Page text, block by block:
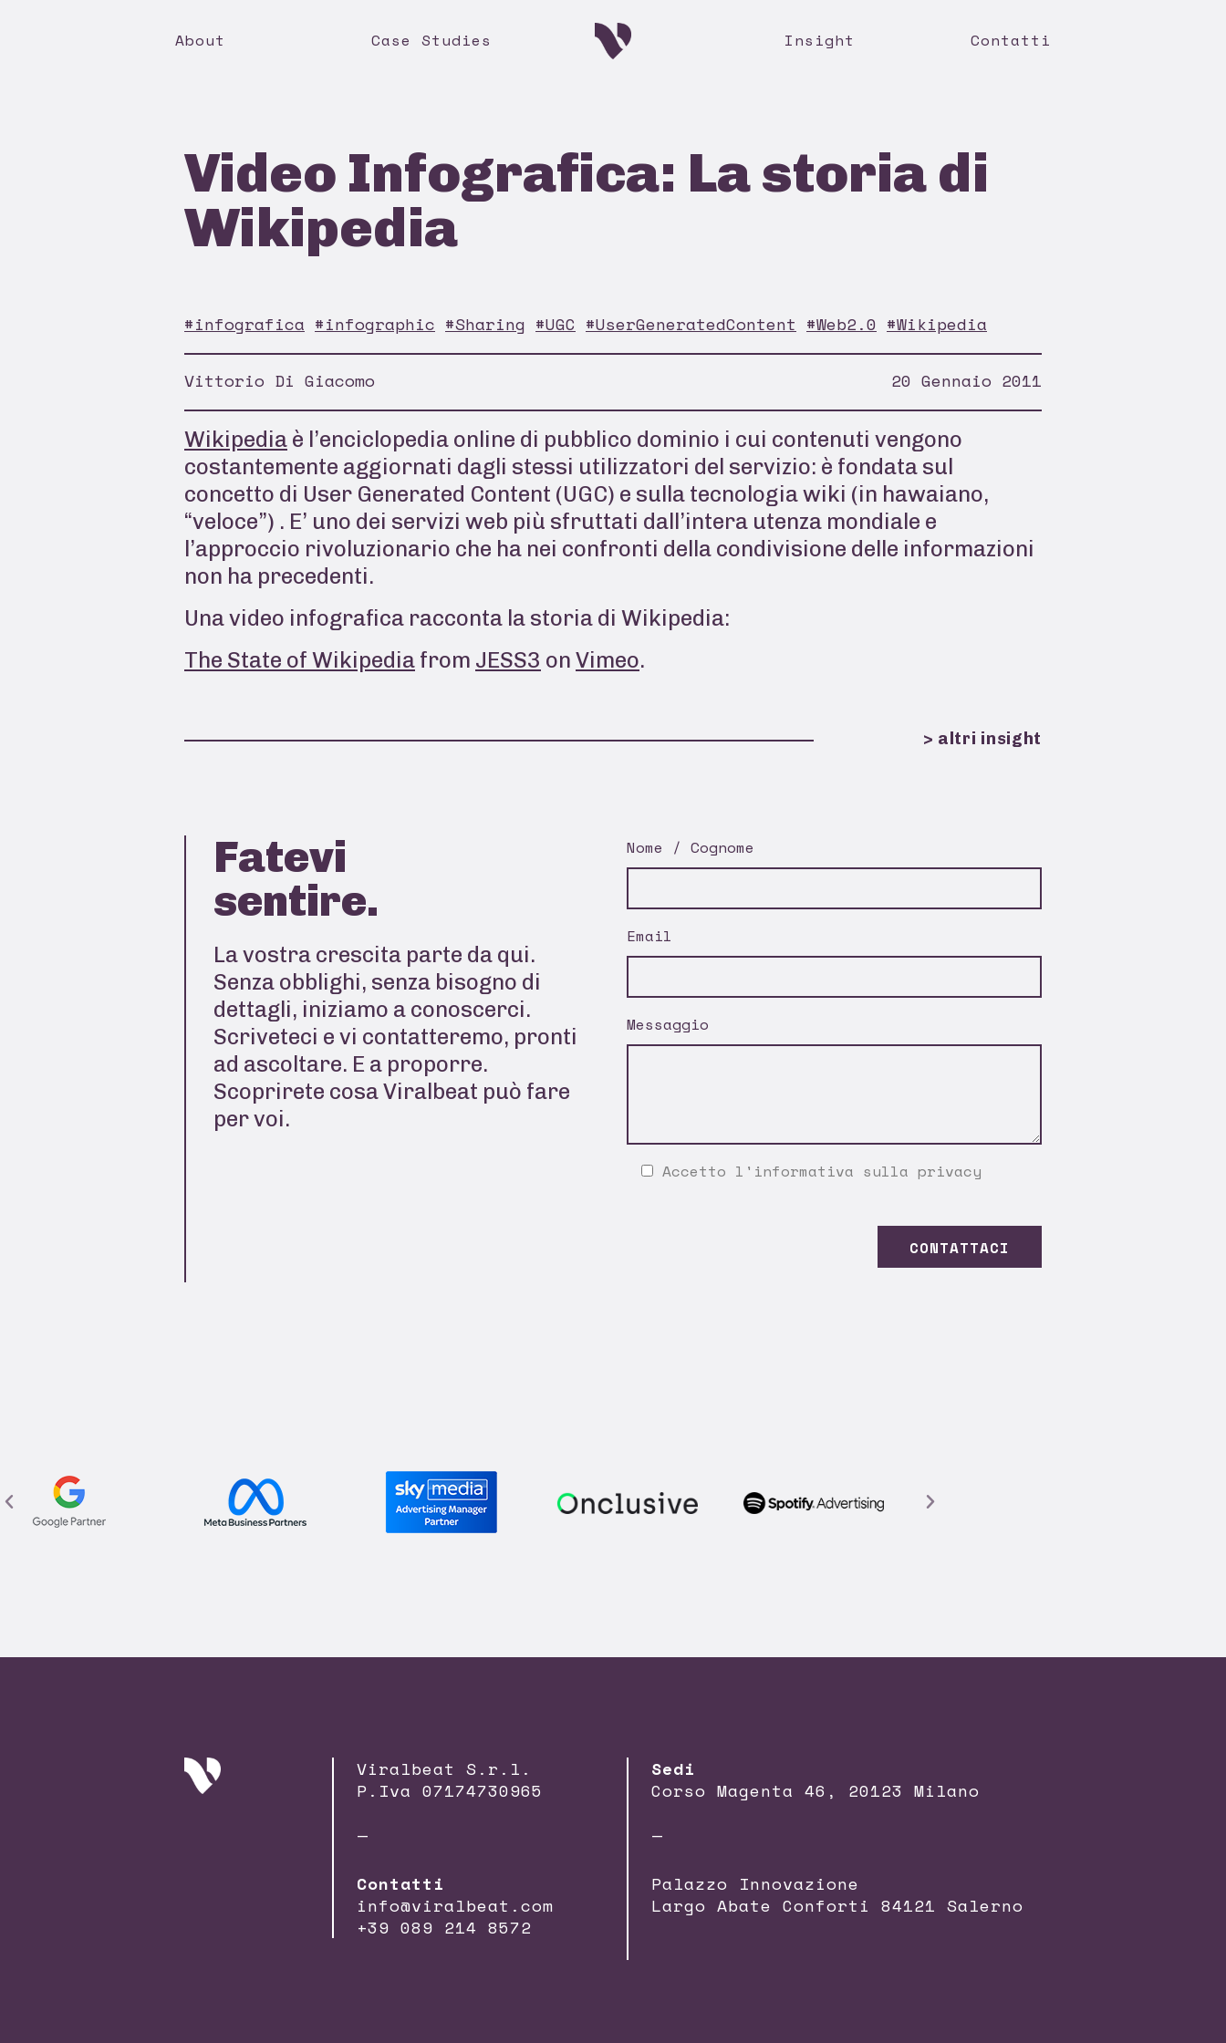
About Case Studies Insight Contatti
Video Infografica: La storia di
Wikipedia
#infografica #infographic #Sharing #UGC #UserGeneratedContent #Web2.0 #Wikipedia
Vittorio Di Giacomo 20 Gennaio 2011
Wikipedia è l’enciclopedia online di pubblico dominio i cui contenuti vengono
costantemente aggiornati dagli stessi utilizzatori del servizio: è fondata sul
concetto di User Generated Content (UGC) e sulla tecnologia wiki (in hawaiano,
“veloce”) . E’ uno dei servizi web più sfruttati dall’intera utenza mondiale e
l’approccio rivoluzionario che ha nei confronti della condivisione delle informazioni
non ha precedenti.
Una video infografica racconta la storia di Wikipedia:
The State of Wikipedia from JESS3 on Vimeo.
> altri insight
Fatevi
sentire.
La vostra crescita parte da qui.
Senza obblighi, senza bisogno di
dettagli, iniziamo a conoscerci.
Scriveteci e vi contatteremo, pronti
ad ascoltare. E a proporre.
Scoprirete cosa Viralbeat può fare
per voi.
Nome / Cognome
Email
Messaggio
Accetto l' informativa sulla privacy
Viralbeat S.r.l.
P.Iva 07174730965
—
Contatti
info@viralbeat.com
+39 089 214 8572
Sedi
Corso Magenta 46, 20123 Milano
—
Palazzo Innovazione
Largo Abate Conforti 84121 Salerno